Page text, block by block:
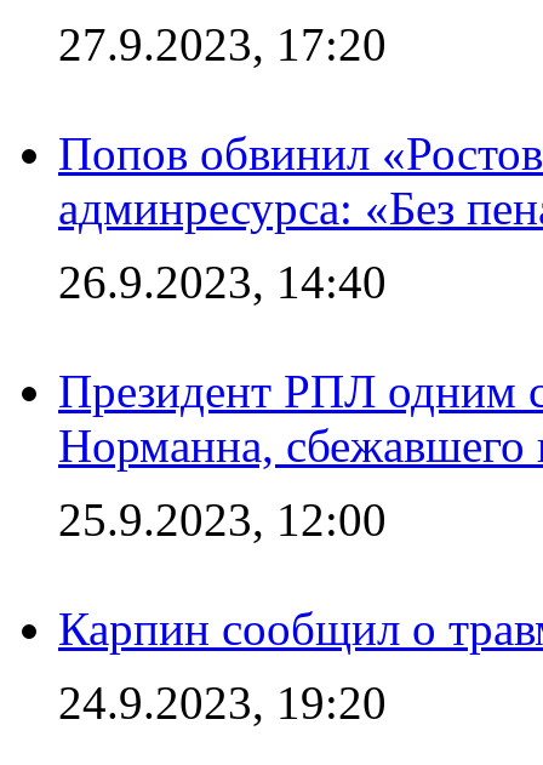
27.9.2023, 17:20
Попов обвинил
админресурса: «Без
26.9.2023, 14:40
Президент РПЛ одним
Норманна, сбежавшего
25.9.2023, 12:00
Карпин сообщил о
24.9.2023, 19:20